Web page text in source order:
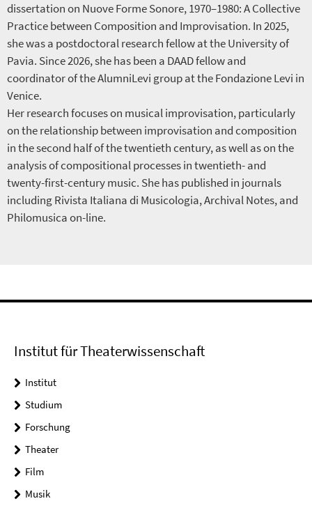
dissertation on Nuove Forme Sonore, 1970–1980: A Collective
Practice between Composition and Improvisation. In 2025,
she was a postdoctoral research fellow at the University of
Pavia. Since 2026, she has been a DAAD fellow and
coordinator of the AlumniLevi group at the Fondazione Levi in
Venice.
Her research focuses on musical improvisation, particularly
on the relationship between improvisation and composition
in the second half of the twentieth century, as well as on the
analysis of compositional processes in twentieth- and
twenty-first-century music. She has published in journals
including Rivista Italiana di Musicologia, Archival Notes, and
Philomusica on-line.
Institut für Theaterwissenschaft
Institut
Studium
Forschung
Theater
Film
Musik